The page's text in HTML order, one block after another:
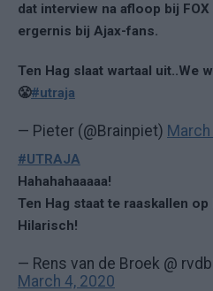
dat interview na afloop bij
ergernis bij Ajax-fans.
Ten Hag slaat wartaal uit..We
😤#utraja
— Pieter (@Brainpiet)
#UTRAJA
Hahahahaaaaa!
Ten Hag staat te raaskallen op
Hilarisch!
— Rens van de Broek @
March 4, 2020